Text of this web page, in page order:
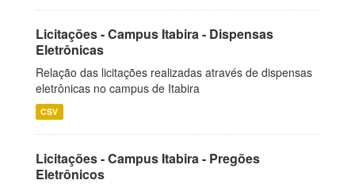
Licitações - Campus Itabira - Dispensas
Eletrônicas
Relação das licitações realizadas através de dispensas
eletrônicas no campus de Itabira
CSV
Licitações - Campus Itabira - Pregões
Eletrônicos